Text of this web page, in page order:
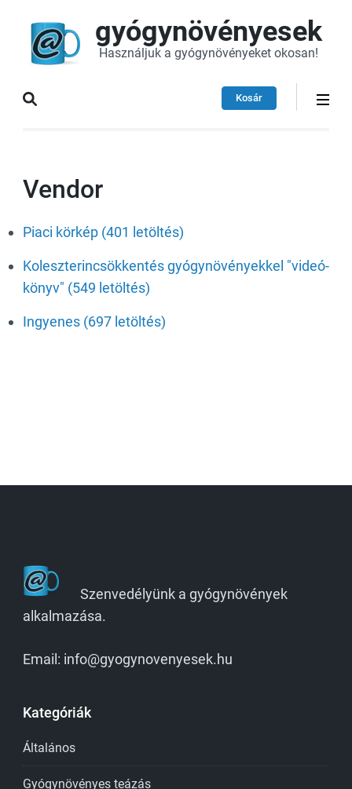
gyógynövényesek
Használjuk a gyógynövényeket okosan!
Kosár
Vendor
Piaci körkép (401 letöltés)
Koleszterincsökkentés gyógynövényekkel "videó-
könyv" (549 letöltés)
Ingyenes (697 letöltés)
Szenvedélyünk a gyógynövények
alkalmazása.
Email: info@gyogynovenyesek.hu
Kategóriák
Általános
Gyógynövényes teázás